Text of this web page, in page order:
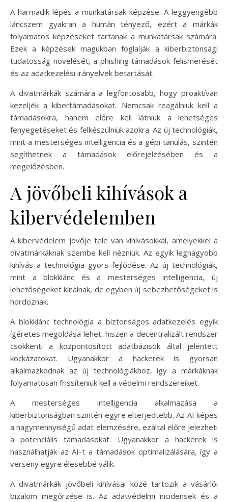
A harmadik lépés a munkatársak képzése. A leggyengébb
láncszem gyakran a humán tényező, ezért a márkák
folyamatos képzéseket tartanak a munkatársak számára.
Ezek a képzések magukban foglalják a kiberbiztonsági
tudatosság növelését, a phishing támadások felismerését
és az adatkezelési irányelvek betartását.
A divatmárkák számára a legfontosabb, hogy proaktívan
kezeljék a kibertámadásokat. Nemcsak reagálniuk kell a
támadásokra, hanem előre kell látniuk a lehetséges
fenyegetéseket és felkészülniük azokra. Az új technológiák,
mint a mesterséges intelligencia és a gépi tanulás, szintén
segíthetnek a támadások előrejelzésében és a
megelőzésben.
A jövőbeli kihívások a
kibervédelemben
A kibervédelem jövője tele van kihívásokkal, amelyekkel a
divatmárkáknak szembe kell nézniük. Az egyik legnagyobb
kihívás a technológia gyors fejlődése. Az új technológiák,
mint a blokklánc és a mesterséges intelligencia, új
lehetőségeket kínálnak, de egyben új sebezhetőségeket is
hordoznak.
A blokklánc technológia a biztonságos adatkezelés egyik
ígéretes megoldása lehet, hiszen a decentralizált rendszer
csökkenti a központosított adatbázisok által jelentett
kockázatokat. Ugyanakkor a hackerek is gyorsan
alkalmazkodnak az új technológiákhoz, így a márkáknak
folyamatosan frissíteniük kell a védelmi rendszereiket.
A mesterséges intelligencia alkalmazása a
kiberbiztonságban szintén egyre elterjedtebb. Az AI képes
a nagymennyiségű adat elemzésére, ezáltal előre jelezheti
a potenciális támadásokat. Ugyanakkor a hackerek is
használhatják az AI-t a támadások optimalizálására, így a
verseny egyre élesebbé válik.
A divatmárkák jövőbeli kihívásai közé tartozik a vásárlói
bizalom megőrzése is. Az adatvédelmi incidensek és a